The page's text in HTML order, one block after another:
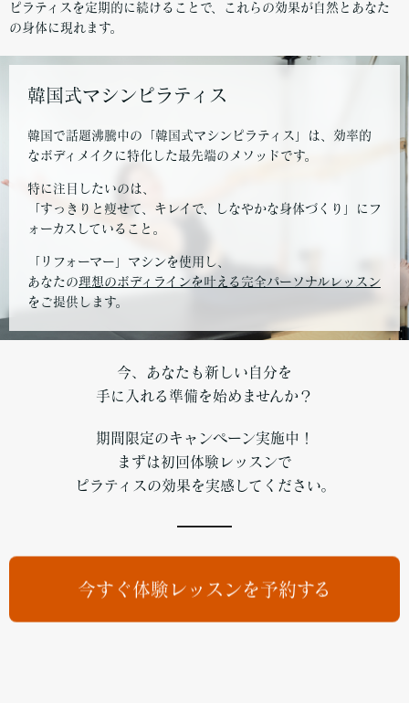
ピラティスを定期的に続けることで、これらの効果が自然とあなた
の身体に現れます。
韓国式マシンピラティス
韓国で話題沸騰中の「韓国式マシンピラティス」は、効率的
なボディメイクに特化した最先端のメソッドです。
特に注目したいのは、
「すっきりと痩せて、キレイで、しなやかな身体づくり」にフ
ォーカスしていること。
「リフォーマー」マシンを使用し、
あなたの理想のボディラインを叶える完全パーソナルレッスン
をご提供します。
今、あなたも新しい自分を
手に入れる準備を始めませんか？
期間限定のキャンペーン実施中！
まずは初回体験レッスンで
ピラティスの効果を実感してください。
今すぐ体験レッスンを予約する